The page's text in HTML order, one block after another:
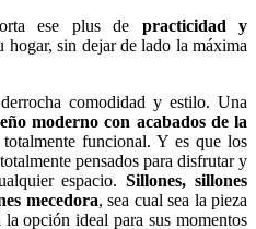
ese plus de practicidad y
hogar, sin dejar de lado la máxima
derrocha comodidad y estilo. Una
moderno con acabados de la
funcional. Y es que los
pensados para disfrutar y
espacio.Sillones, sillones
mecedora, sea cual sea la pieza
opción ideal para sus momentos